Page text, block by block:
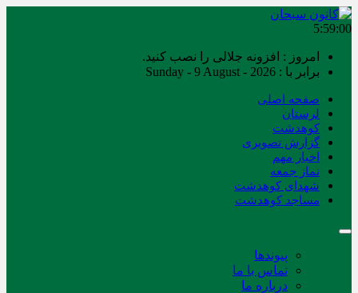
5:59:01
امروز : افزونه جلالی را نصب کنید.
برابر با : Sunday - 9 August - 2026
صفحه اصلی
لرستان
کوهدشت
گزارش تصویری
اخبار مهم
نماز جمعه
شهدای کوهدشت
مساجد کوهدشت
پیوندها
تماس با ما
درباره ما